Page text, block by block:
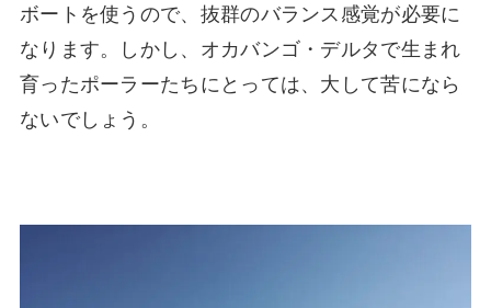
ボートを使うので、抜群のバランス感覚が必要に
なります。しかし、オカバンゴ・デルタで生まれ
育ったポーラーたちにとっては、大して苦になら
ないでしょう。